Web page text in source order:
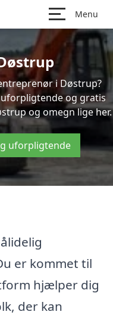
Menu
i Døstrup?
og gratis
og omegn lige her.
uforpligtende
er kommet til
hjælper dig
der kan